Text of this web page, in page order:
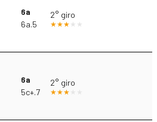
6a
6a.5
2° giro
6a
5c+.7
2° giro